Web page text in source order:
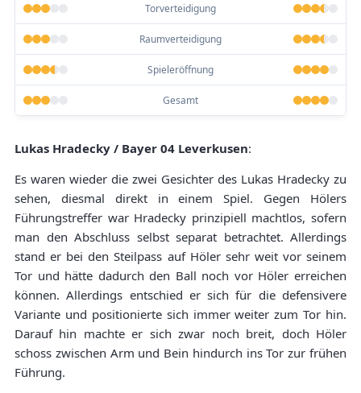
Torverteidigung
Raumverteidigung
Spieleröffnung
Gesamt
Lukas Hradecky / Bayer 04 Leverkusen:
Es waren wieder die zwei Gesichter des Lukas Hradecky zu
sehen, diesmal direkt in einem Spiel. Gegen Hölers
Führungstreffer war Hradecky prinzipiell machtlos, sofern
man den Abschluss selbst separat betrachtet. Allerdings
stand er bei den Steilpass auf Höler sehr weit vor seinem
Tor und hätte dadurch den Ball noch vor Höler erreichen
können. Allerdings entschied er sich für die defensivere
Variante und positionierte sich immer weiter zum Tor hin.
Darauf hin machte er sich zwar noch breit, doch Höler
schoss zwischen Arm und Bein hindurch ins Tor zur frühen
Führung.